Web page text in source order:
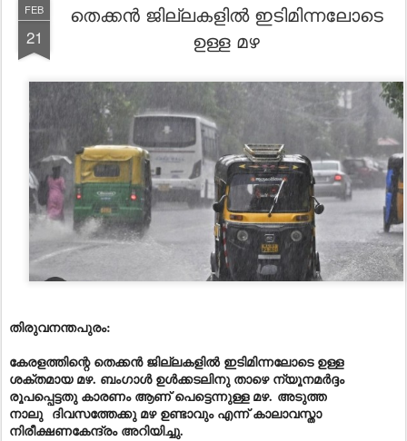
FEB
21
തെക്കൻ ജില്ലകളിൽ ഇടിമിന്നലോടെ
ഉള്ള മഴ
തിരുവനന്തപുരം:
കേരളത്തിന്റെ തെക്കൻ ജില്ലകളിൽ ഇടിമിന്നലോടെ ഉള്ള
ശക്തമായ മഴ. ബംഗാൾ ഉൾക്കടലിനു താഴെ ന്യൂനമർദ്ദം
രൂപപ്പെട്ടതു കാരണം ആണ് പെട്ടെന്നുള്ള മഴ. അടുത്ത
നാലു ദിവസത്തേക്കു മഴ ഉണ്ടാവും എന്ന് കാലാവസ്താ
നിരീക്ഷണകേന്ദ്രം അറിയിച്ചു.